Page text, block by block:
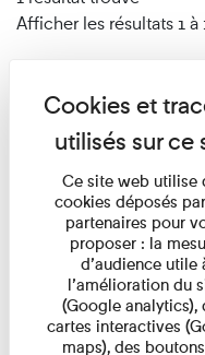
Afficher les résultats 1 à
Hélène
Lecture
couchant) [Angle
Zamir et lumières du
Pages
Ce site web utilise
cookies déposés
partenaires pour
proposer : la
d’audience utile
l’amélioration du
(Google analytics),
cartes interactives
maps), des